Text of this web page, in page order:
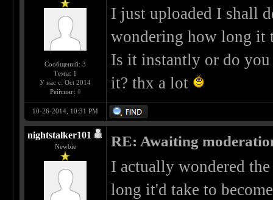
Сообщений: 3
Темы: 1
У нас с: Oct 2014
Рейтинг: 0
I just uploaded I shall
wondering how long it
Is it instantly or do
it? thx a lot
10-26-2014, 10:31 PM
nightstalker101
Newbie RE: Awaiting
I actually wondered
long it'd take to